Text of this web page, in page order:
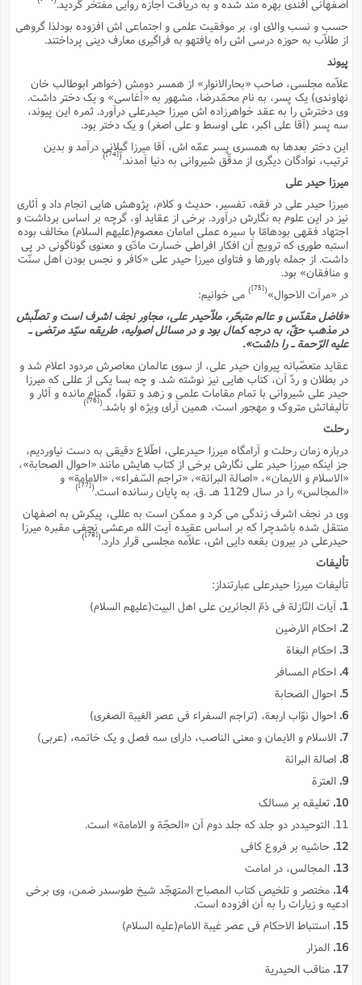
اصفهانى افندى بهره مند شده و به دریافت اجازه روایى مفتخر گردید.
حسب و نسب والاى او، بر موفقیت علمى و اجتماعى اش افزوده بودلذا گروهى
از طلاّب به حوزه درسى اش راه یافتهو به فراگیرى معارف دینى پرداختند.
پیوند
علاّمه مجلسى، صاحب «بحارالانوار» از همسر دومش (خواهر ابوطالب خان
نهاوندى) یک پسر، به نام محمّدرضا، مشهور به «آغاسى» و یک دختر داشت.
وى دخترش را به عقد خواهرزاده اش میرزا حیدرعلى درآورد. ثمره این پیوند،
سه پسر (آقا على اکبر، على اوسط و على اصغر) و یک دختر بود.
این دختر بعدها به همسرى پسر عمّه اش، آقا میرزا گیلانى درآمد و بدین
ترتیب، نوادگان دیگرى از مدقّق شیروانى به دنیا آمدند. [74]
)
میرزا حیدر على
میرزا حیدر على در فقه، تفسیر، حدیث و کلام، پژوهش هایى انجام داد و آثارى
نیز در این علوم به نگارش درآورد. برخى از عقاید او، گرچه بر اساس برداشت و
اجتهاد فقهى بودهامّا با سیره عملى امامان معصوم(علیهم السلام) مخالف بوده
استبه طورى که ترویج آن افکار افراطى خسارت مادّى و معنوى گوناگونى در پى
داشت. از جمله باورها و فتاواى میرزا حیدر على «کافر و نجس بودن اهل سنّت
و منافقان» بود.
در «مرآت الاحوال»(
[75]
)مى خوانیم:
«فاضل مقدّس و عالم متبحّر، ملاّحیدر على، مجاور نجف اشرف است و تصلّبش
در مذهب حقّ، به درجه کمال بود و در مسائل اصولیه، طریقه سیّد مرتضى ـ
علیه الرّحمة ـ را داشت».
عقاید متعصّبانه پیروان حیدر على، از سوى عالمان معاصرش مردود اعلام شد و
در بطلان و ردّ آن، کتاب هایى نیز نوشته شد. و چه بسا یکى از عللى که میرزا
حیدر على شیروانى با تمام مقامات علمى و زهد و تقوا، گمنام مانده و آثار و
تألیفاتش متروک و مهجور است، همین آراى ویژه او باشد. [76]
)
رحلت
درباره زمان رحلت و آرامگاه میرزا حیدرعلى، اطّلاع دقیقى به دست نیاوردیم،
جز اینکه میرزا حیدر على نگارش برخى از کتاب هایش مانند «احوال الصحابة»،
«الاسلام و الایمان»، «اصالة البرائة»، «تراجم السّفراء»، «الامامة» و
«المجالس» را در سال 1129 هـ .ق. به پایان رسانده است.
[77]
)
وى در نجف اشرف زندگى مى کرد و ممکن است به عللى، پیکرش به اصفهان
منتقل شده باشدچرا که بر اساس عقیده آیت الله مرعشى نجفى مقبره میرزا
حیدرعلى در بیرون بقعه دایى اش، علاّمه مجلسى قرار دارد.(
[78]
)
تألیفات
تألیفات میرزا حیدرعلى عبارتنداز:
1.آیات النّازلة فى ذمّ الجائرین على اهل البیت(علیهم السلام)
2.احکام الارضین
3.احکام البغاة
4.احکام المسافر
5.احوال الصحابة
6.احوال نوّاب اربعة، (تراجم السفراء فى عصر الغیبة الصغرى)
7.الاسلام و الایمان و معنى الناصب، داراى سه فصل و یک خاتمه، (عربى)
8.اصالة البرائة
9.العترة
10.تعلیقه بر مسالک
11. التوحیددر دو جلد که جلد دوم آن «الحجّة و الامامة» است.
12.حاشیه بر فروع کافى
13.المجالس، در امامت
14.مختصر و تلخیص کتاب المصباح المتهجّد شیخ طوسىدر ضمن، وى برخى
ادعیه و زیارات را به آن افزوده است.
15.استنباط الاحکام فى عصر غیبة الامام(علیه السلام)
16.المزار
17.مناقب الحیدریة